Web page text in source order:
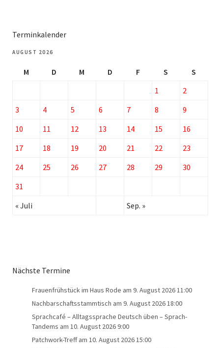
Terminkalender
AUGUST 2026
M D M D F S
S
1
2
3
4 5 6 7 8
9
10
11 12 13 14 15
16
17
18 19 20 21 22
23
24
25 26 27 28 29
30
31
« Juli
Sep. »
Nächste Termine
Frauenfrühstück im Haus Rode am 9. August 2026 11:00
Nachbarschaftsstammtisch am 9. August 2026 18:00
Sprachcafé – Alltagssprache Deutsch üben – Sprach-
Tandems am 10. August 2026 9:00
Patchwork-Treffam 10. August 2026 15:00